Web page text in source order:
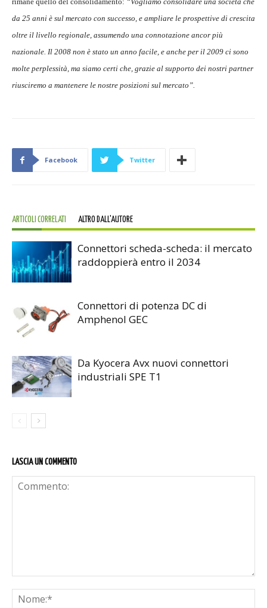
da 25 anni è sul mercato con successo, e ampliare le prospettive di crescita
oltre il livello regionale, assumendo una connotazione ancor più
nazionale. Il 2008 non è stato un anno facile, e anche per il 2009 ci sono
molte perplessità, ma siamo certi che, grazie al supporto dei nostri partner
riusciremo a mantenere le nostre posizioni sul mercato”.
Facebook Twitter
ARTICOLI CORRELATI ALTRO DALL'AUTORE
Connettori scheda-scheda: il mercato
raddoppierà entro il 2034
Connettori di potenza DC di
Amphenol GEC
Da Kyocera Avx nuovi connettori
industriali SPE T1
LASCIA UN COMMENTO